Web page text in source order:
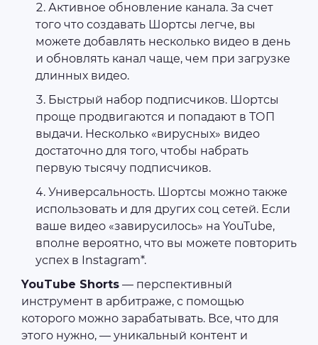
Активное обновление канала. За счет
того что создавать Шортсы легче, вы
можете добавлять несколько видео в день
и обновлять канал чаще, чем при загрузке
длинных видео.
Быстрый набор подписчиков. Шортсы
проще продвигаются и попадают в ТОП
выдачи. Несколько «вирусных» видео
достаточно для того, чтобы набрать
первую тысячу подписчиков.
Универсальность. Шортсы можно также
использовать и для других соц сетей. Если
ваше видео «завирусилось» на YouTube,
вполне вероятно, что вы можете повторить
успех в Instagram*.
YouTube Shorts — перспективный
инструмент в арбитраже, с помощью
которого можно зарабатывать. Все, что для
этого нужно, — уникальный контент и